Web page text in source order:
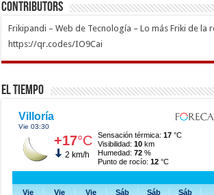
Contributors
Frikipandi – Web de Tecnología – Lo más Friki de la
https://qr.codes/IO9Cai
El Tiempo